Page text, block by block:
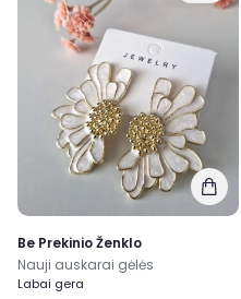
Be Prekinio Ženklo
Nauji auskarai gėlės
Labai gera